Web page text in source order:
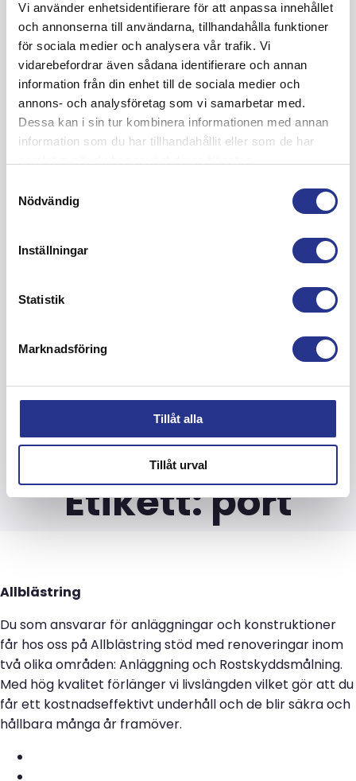
Vi använder enhetsidentifierare för att anpassa innehållet
och annonserna till användarna, tillhandahålla funktioner
för sociala medier och analysera vår trafik. Vi
vidarebefordrar även sådana identifierare och annan
information från din enhet till de sociala medier och
annons- och analysföretag som vi samarbetar med.
Dessa kan i sin tur kombinera informationen med annan
information som du har tillhandahållit eller som de har
Nödvändig
Inställningar
Statistik
Marknadsföring
Tillåt alla
Tillåt urval
Rostskyddsmålning
Förzinkning
Inspektion
Hyra och köpa
Hyra blästerutrustning
Köpa blästermedel
Köpa färg
Arbeta här
Kontakt
Etikett:port
Allblästring
Du som ansvarar för anläggningar och konstruktioner
får hos oss på Allblästring stöd med renoveringar inom
två olika områden: Anläggning och Rostskyddsmålning.
Med hög kvalitet förlänger vi livslängden vilket gör att du
får ett kostnadseffektivt underhåll och de blir säkra och
hållbara många år framöver.